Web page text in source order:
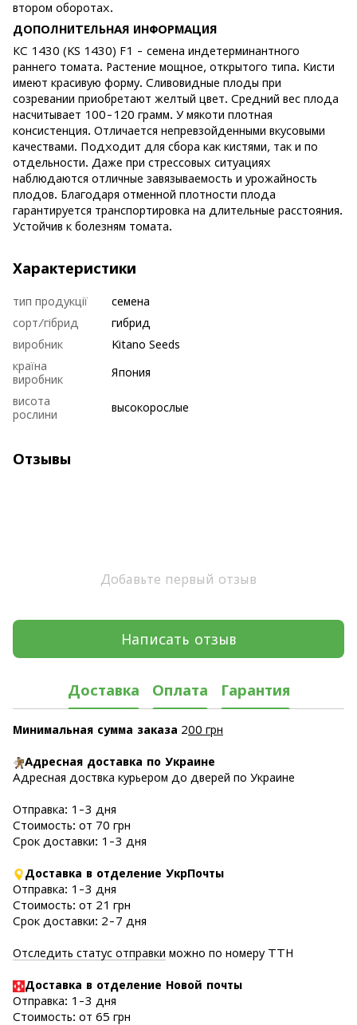
втором оборотах.
ДОПОЛНИТЕЛЬНАЯ ИНФОРМАЦИЯ
КС 1430 (KS 1430) F1 - семена индетерминантного
раннего томата. Растение мощное, открытого типа. Кисти
имеют красивую форму. Сливовидные плоды при
созревании приобретают желтый цвет. Средний вес плода
насчитывает 100-120 грамм. У мякоти плотная
консистенция. Отличается непревзойденными вкусовыми
качествами. Подходит для сбора как кистями, так и по
отдельности. Даже при стрессовых ситуациях
наблюдаются отличные завязываемость и урожайность
плодов. Благодаря отменной плотности плода
гарантируется транспортировка на длительные расстояния.
Устойчив к болезням томата.
Характеристики
тип продукції
семена
сорт/гібрид
гибрид
виробник
Kitano Seeds
країна
виробник
Япония
висота
рослини
высокорослые
Отзывы
Добавьте первый отзыв
Написать отзыв
Доставка Оплата Гарантия
Минимальная сумма заказа 200 грн
Адресная доставка по Украине
Адресная доствка курьером до дверей по Украине
Отправка: 1-3 дня
Стоимость: от 70 грн
Срок доставки: 1-3 дня
Доставка в отделение УкрПочты
Отправка: 1-3 дня
Стоимость: от 21 грн
Срок доставки: 2-7 дня
Отследить статус отправки можно по номеру ТТН
Доставка в отделение Новой почты
Отправка: 1-3 дня
Стоимость: от 65 грн